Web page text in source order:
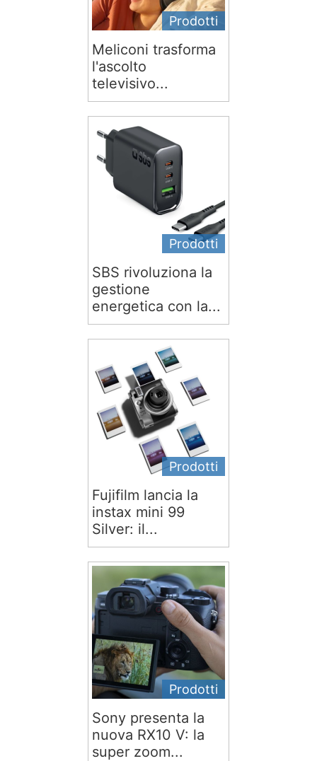
Prodotti
Meliconi trasforma
l'ascolto
televisivo...
Prodotti
SBS rivoluziona la
gestione
energetica con la...
Prodotti
Fujifilm lancia la
instax mini 99
Silver: il...
Prodotti
Sony presenta la
nuova RX10 V: la
super zoom...